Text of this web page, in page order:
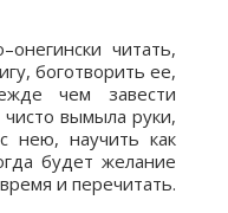
читать,
боготворить ее,
чем завести
чисто вымыла руки,
нею, научить как
будет желание
и перечитать.